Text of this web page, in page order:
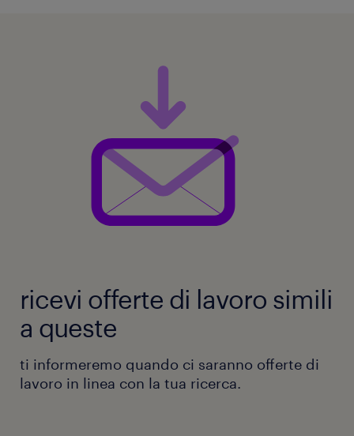
ricevi offerte di lavoro simili
a queste
ti informeremo quando ci saranno offerte di
lavoro in linea con la tua ricerca.